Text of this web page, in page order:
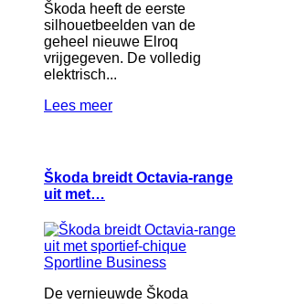
Škoda heeft de eerste
silhouetbeelden van de
geheel nieuwe Elroq
vrijgegeven. De volledig
elektrisch...
Lees meer
Škoda breidt Octavia-range
uit met…
De vernieuwde Škoda